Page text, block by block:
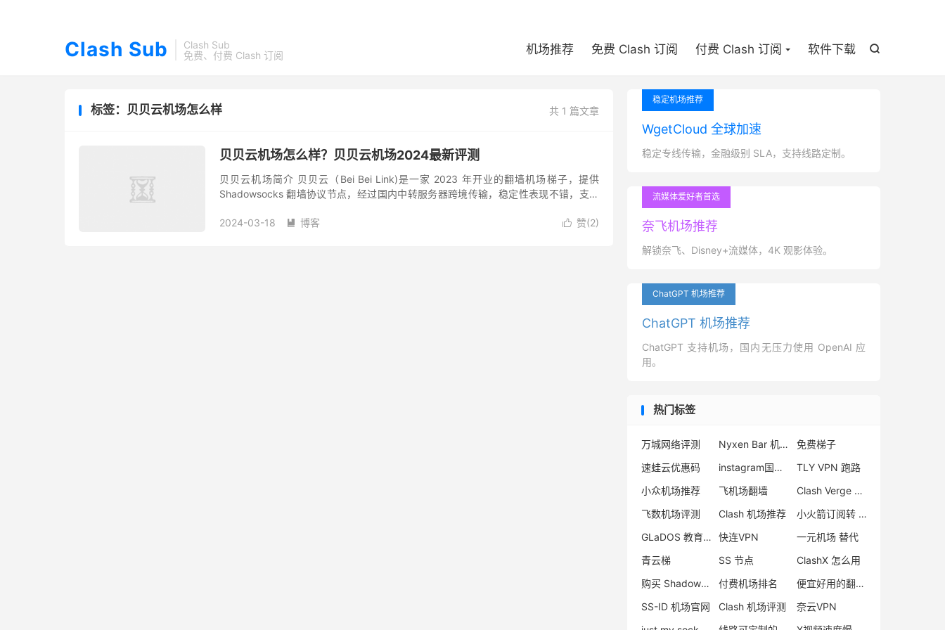
Clash Sub
Clash Sub
免费、付费 Clash 订阅

机场推荐 免费 Clash 订阅 付费 Clash 订阅 软件下载
共 1 篇文章
标签：贝贝云机场怎么样
贝贝云机场怎么样？贝贝云机场2024最新评测
贝贝云机场简介 贝贝云（Bei Bei Link)是一家 2023 年开业的翻墙机场梯子，提供
Shadowsocks 翻墙协议节点，经过国内中转服务器跨境传输，稳定性表现不错，支持
 赞(2)
2024-03-18  博客
稳定机场推荐
WgetCloud 全球加速
稳定专线传输，金融级别 SLA，支持线路定制。
流媒体爱好者首选
奈飞机场推荐
解锁奈飞、Disney+流媒体，4K 观影体验。
ChatGPT 机场推荐
ChatGPT 机场推荐
ChatGPT 支持机场，国内无压力使用 OpenAI 应
用。
热门标签
万城网络评测 Nyxen Bar 机场评测
免费梯子
速蛙云优惠码
instagram国内怎么注册
TLY VPN 跑路
小众机场推荐
飞机场翻墙
Clash Verge 下载
飞数机场评测
Clash 机场推荐
小火箭订阅转 sing-box
GLaDOS 教育优惠
快连VPN
一元机场 替代
青云梯
SS 节点
ClashX 怎么用
购买 Shadowrocket
付费机场排名
便宜好用的翻墙梯子
SS-ID 机场官网
Clash 机场评测
奈云VPN